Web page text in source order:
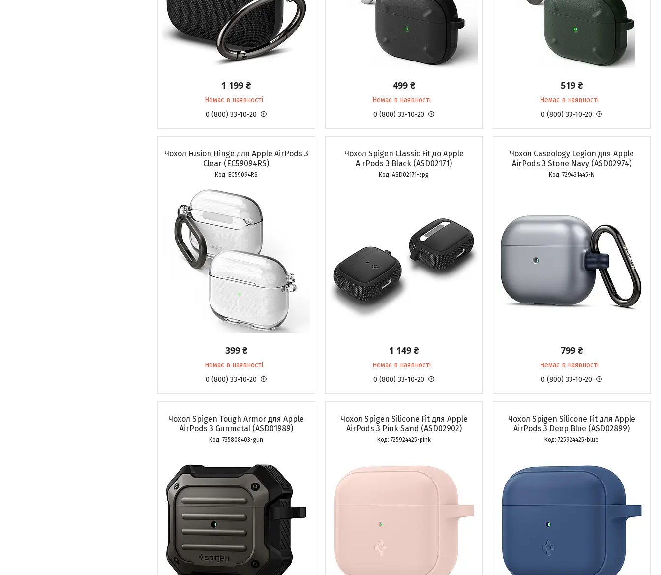
1 199 ₴
Немає в наявності
0 (800) 33-10-20
499 ₴
Немає в наявності
0 (800) 33-10-20
519 ₴
Немає в наявності
0 (800) 33-10-20
Чохол Fusion Hinge для Apple AirPods 3
Clear (EC59094RS)
EC59094RS
399 ₴
Немає в наявності
0 (800) 33-10-20
Чохол Spigen Classic Fit до Apple
AirPods 3 Black (ASD02171)
ASD02171-spg
1 149 ₴
Немає в наявності
0 (800) 33-10-20
Чохол Caseology Legion для Apple
AirPods 3 Stone Navy (ASD02974)
729431445-N
799 ₴
Немає в наявності
0 (800) 33-10-20
Чохол Spigen Tough Armor для Apple
AirPods 3 Gunmetal (ASD01989)
735808403-gun
Чохол Spigen Silicone Fit для Apple
AirPods 3 Pink Sand (ASD02902)
725924425-pink
Чохол Spigen Silicone Fit для Apple
AirPods 3 Deep Blue (ASD02899)
725924425-blue